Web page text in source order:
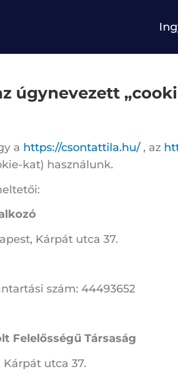
úgynevezett
a https://csontattila.hu/, az
kat) használunk.
Kárpát utca 37.
szám: 44493652
Felelősségű Társaság
Kárpát utca 37.